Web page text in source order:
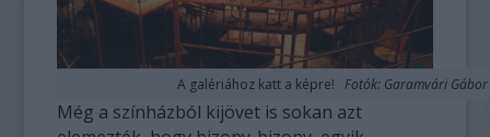
A galériához katt a képre!Fotók: Garamvári Gábor
Még a színházból kijövet is sokan azt